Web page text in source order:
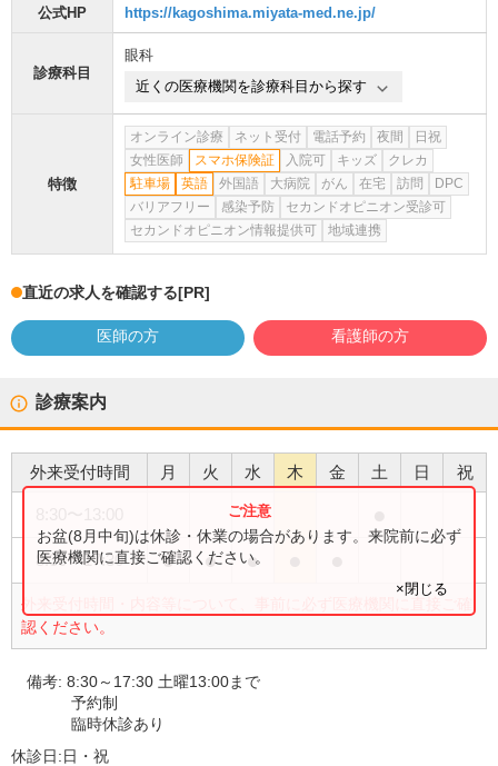
公式HP https://kagoshima.miyata-med.ne.jp/
診療科目
眼科
近くの医療機関を診療科目から探す
特徴
オンライン診療 ネット受付 電話予約 夜間
日祝
女性医師
スマホ保険証 入院可 キッズ
クレカ
駐車場
英語 外国語 大病院 がん 在宅 訪問
DPC
バリアフリー
感染予防
セカンドオピニオン受診可
セカンドオピニオン情報提供可
地域連携
直近の求人を確認する[PR]
医師の方 看護師の方
診療案内
外来受付時間 月 火 水 木 金 土 日 祝
8:30〜17:30 ● ● ●
外来受付時間・内容等について、事前に必ず医療機関に直接ご確
認ください。
お盆(8月中旬)は休診・休業の場合があります。来院前に必ず
医療機関に直接ご確認ください。
×閉じる
備考:8:30～17:30 土曜13:00まで
予約制
臨時休診あり
休診日:日・祝